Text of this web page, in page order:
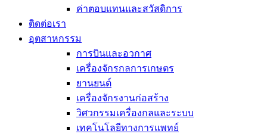
ค่าตอบแทนและสวัสดิการ
ติดต่อเรา
อุตสาหกรรม
การบินและอวกาศ
เครื่องจักรกลการเกษตร
ยานยนต์
เครื่องจักรงานก่อสร้าง
วิศวกรรมเครื่องกลและระบบ
เทคโนโลยีทางการแพทย์